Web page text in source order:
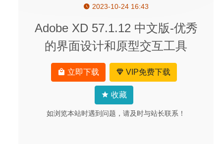
2023-10-24 16:43
Adobe XD 57.1.12 中文版-优秀
的界面设计和原型交互工具
立即下载 VIP免费下载
收藏
如浏览本站时遇到问题，请及时与站长联系！
Slidepad 1.0.28 for Mac- WEB应用侧边滑动窗口切换神器
Boxy SVG 3.38.0 – 专业的SVG图像矢量编辑器 2020-05-11
Cisdem Duplicate Finder 5.2.0 – 简洁易用的重复文件查找
2020-07-11
Remote Wake Up 1.4.1 – 实用的远程唤醒开机工具
Loop Mash Up 1.2.17 – 音乐创作软件